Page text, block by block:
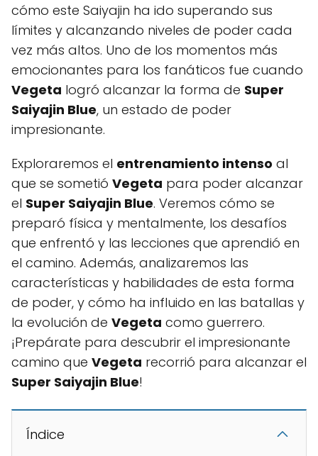
cómo este Saiyajin ha ido superando sus
límites y alcanzando niveles de poder cada
vez más altos. Uno de los momentos más
emocionantes para los fanáticos fue cuando
Vegeta logró alcanzar la forma de Super
Saiyajin Blue, un estado de poder
impresionante.
Exploraremos el entrenamiento intenso al
que se sometió Vegeta para poder alcanzar
el Super Saiyajin Blue. Veremos cómo se
preparó física y mentalmente, los desafíos
que enfrentó y las lecciones que aprendió en
el camino. Además, analizaremos las
características y habilidades de esta forma
de poder, y cómo ha influido en las batallas y
la evolución de Vegeta como guerrero.
¡Prepárate para descubrir el impresionante
camino que Vegeta recorrió para alcanzar el
Super Saiyajin Blue!
Índice